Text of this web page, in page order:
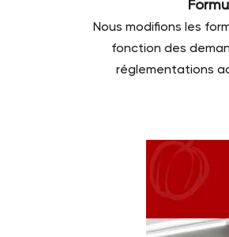
Nous modifions les
fonction des
réglementations